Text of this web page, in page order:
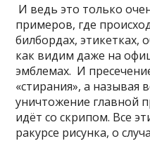
И ведь это только
примеров, где
билбордах, этикетках,
как видим даже на
эмблемах. И
«стирания», а
уничтожение главной
идёт со скрипом. Все
ракурсе рисунка, о